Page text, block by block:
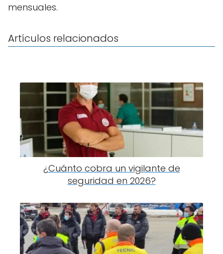
mensuales.
Artículos relacionados
¿Cuánto cobra un vigilante de
seguridad en 2026?